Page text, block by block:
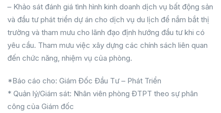
– Khảo sát đánh giá tình hình kinh doanh dịch vụ bất động sản
và đầu tư phát triển dự án cho dịch vụ du lịch để nắm bắt thị
trường và tham mưu cho lãnh đạo định hướng đầu tư khi có
yêu cầu. Tham mưu việc xây dựng các chính sách liên quan
đến chức năng, nhiệm vụ của phòng.
*Báo cáo cho: Giám Đốc Đầu Tư – Phát Triển
* Quản lý/Giám sát: Nhân viên phòng ĐTPT theo sự phân
công của Giám đốc